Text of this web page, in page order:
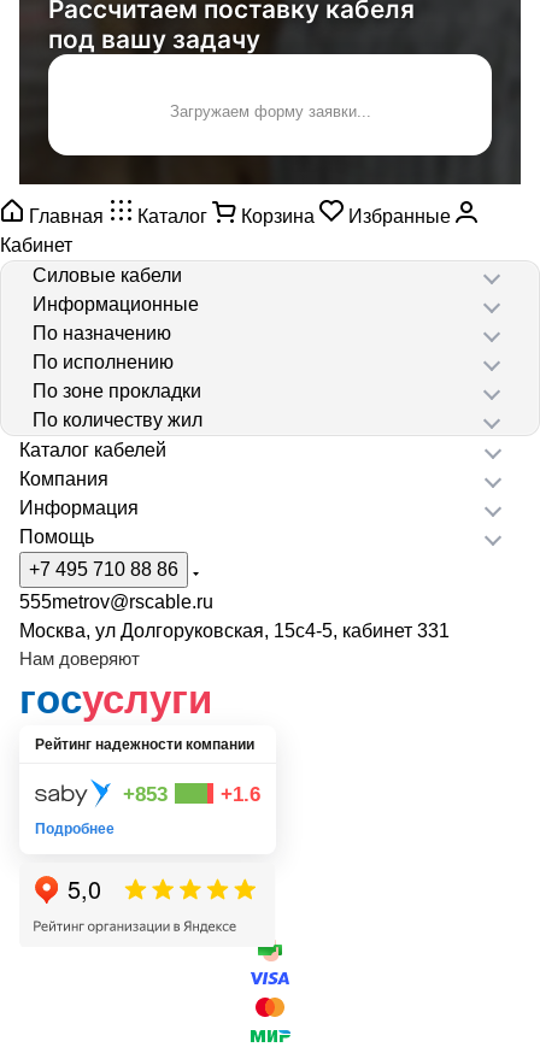
Рассчитаем поставку кабеля
под вашу задачу
Загружаем форму заявки...
Главная Каталог Корзина
Избранные
Кабинет
Силовые кабели
Информационные
По назначению
По исполнению
По зоне прокладки
По количеству жил
Каталог кабелей
Компания
Информация
Помощь
+7 495 710 88 86
555metrov@rscable.ru
Москва, ул Долгоруковская, 15с4-5, кабинет 331
Нам доверяют
госуслуги
Рейтинг надежности компании
+853 +1.6
Подробнее